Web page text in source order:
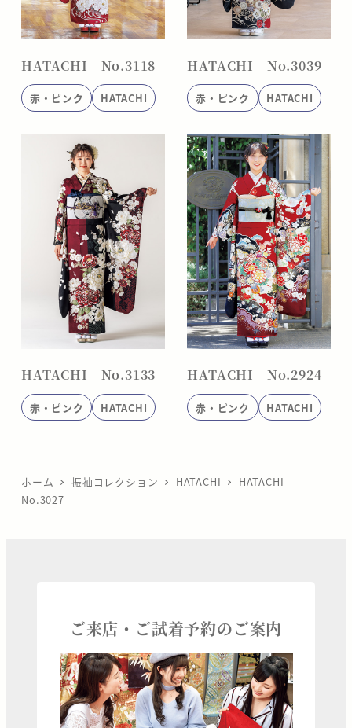
HATACHI No.3118
赤・ピンク HATACHI
HATACHI No.3039
赤・ピンク HATACHI
HATACHI No.3133
赤・ピンク HATACHI
HATACHI No.2924
赤・ピンク HATACHI
ホーム 振袖コレクション HATACHI
HATACHI
No.3027
ご来店・ご試着予約のご案内